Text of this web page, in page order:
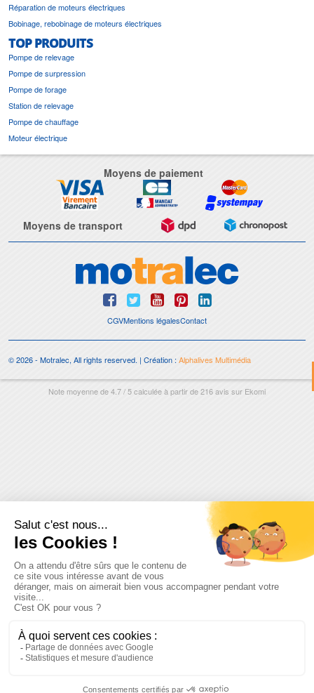
Réparation de moteurs électriques
Bobinage, rebobinage de moteurs électriques
TOP PRODUITS
Pompe de relevage
Pompe de surpression
Pompe de forage
Station de relevage
Pompe de chauffage
Moteur électrique
Moyens de paiement
Moyens de transport
CGVMentions légalesContact
© 2026 - Motralec, All rights reserved. | Création :Alphalives Multimédia
Note moyenne de4.7/5calculée à partir de216avis sur Ekomi